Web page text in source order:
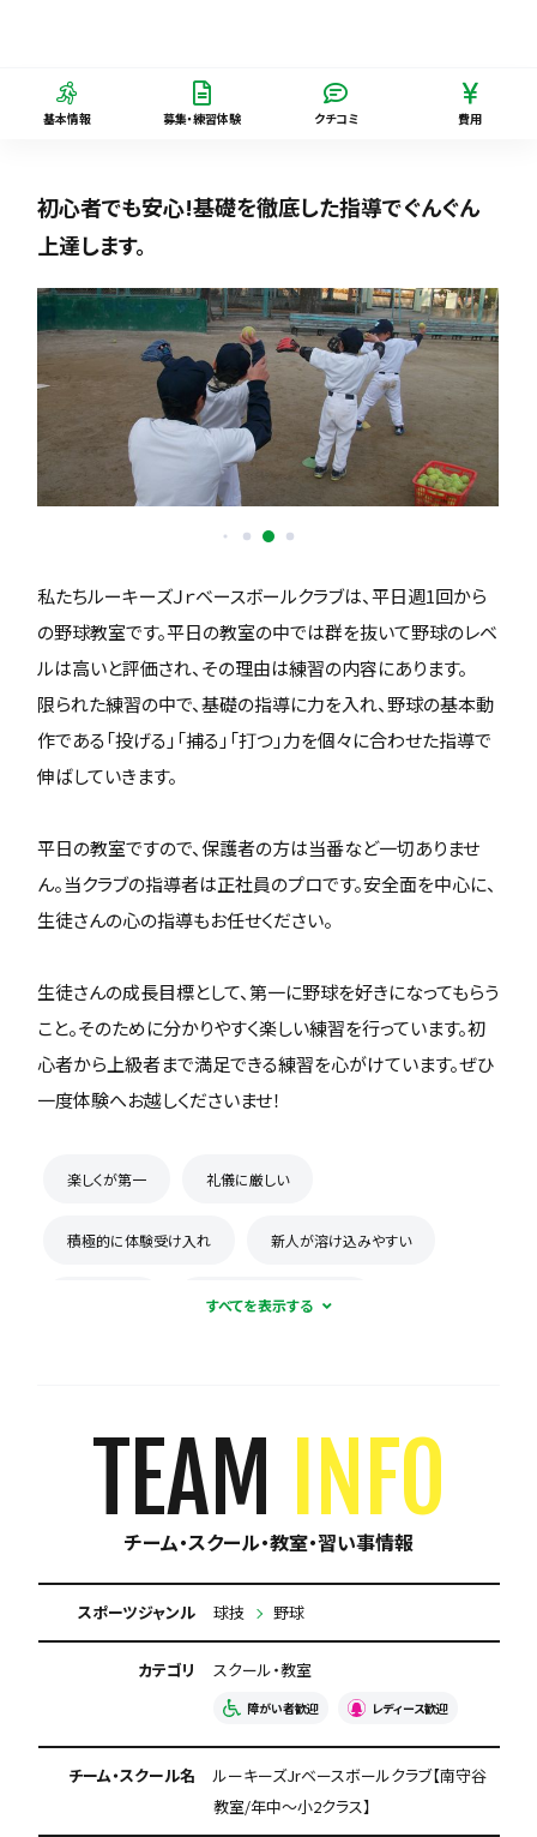
基本情報 募集・練習体験 クチコミ 費用
初心者でも安心!基礎を徹底した指導でぐんぐん
上達します。
私たちルーキーズＪｒベースボールクラブは、平日週1回から
の野球教室です。平日の教室の中では群を抜いて野球のレベ
ルは高いと評価され、その理由は練習の内容にあります。
限られた練習の中で、基礎の指導に力を入れ、野球の基本動
作である「投げる」「捕る」「打つ」力を個々に合わせた指導で
伸ばしていきます。
平日の教室ですので、保護者の方は当番など一切ありませ
ん。当クラブの指導者は正社員のプロです。安全面を中心に、
生徒さんの心の指導もお任せください。
生徒さんの成長目標として、第一に野球を好きになってもらう
こと。そのために分かりやすく楽しい練習を行っています。初
心者から上級者まで満足できる練習を心がけています。ぜひ
一度体験へお越しくださいませ！
楽しくが第一 礼儀に厳しい
積極的に体験受け入れ 新人が溶け込みやすい
コーチとの距離感が近い
月謝が10,000円以下 今なら入会金無料
初回購入品あり 保護者の当番なし
TEAM INFO
チーム・スクール・教室・習い事情報
スポーツジャンル 球技 野球
カテゴリ スクール・教室
障がい者歓迎 レディース歓迎
チーム・スクール名
ルーキーズJrベースボールクラブ【南守谷
教室/年中～小2クラス】